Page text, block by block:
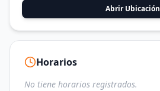
Abrir Ubicación
Horarios
No tiene horarios registrados.